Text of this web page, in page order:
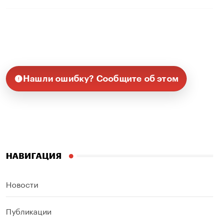
Нашли ошибку? Сообщите об этом
НАВИГАЦИЯ
Новости
Публикации